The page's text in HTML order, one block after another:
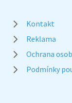
Kontakt
Reklama
Ochrana
Podmínky